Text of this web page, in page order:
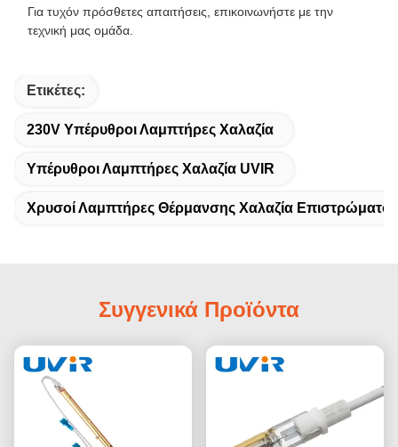
Για τυχόν πρόσθετες απαιτήσεις, επικοινωνήστε με την
τεχνική μας ομάδα.
Ετικέτες:
230V Υπέρυθροι Λαμπτήρες Χαλαζία
Υπέρυθροι Λαμπτήρες Χαλαζία UVIR
Χρυσοί Λαμπτήρες Θέρμανσης Χαλαζία Επιστρώματος
Συγγενικά Προϊόντα